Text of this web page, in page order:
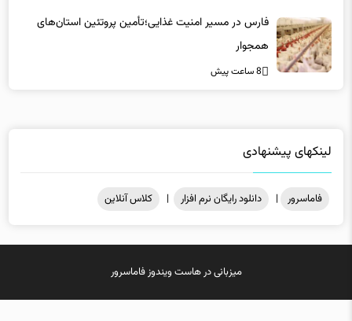
فارس در مسیر امنیت غذایی؛تأمین‌ پروتئین استان‌های
همجوار
8 ساعت پیش
لینکهای پیشنهادی
فاماسرور | دانلود رایگان نرم افزار | کلاس آنلاین
میزبانی درهاست ویندوزفاماسرور